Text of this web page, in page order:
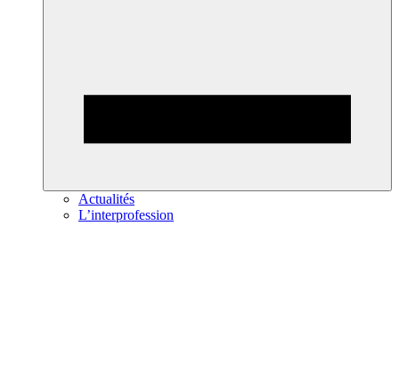
Actualités
L’interprofession